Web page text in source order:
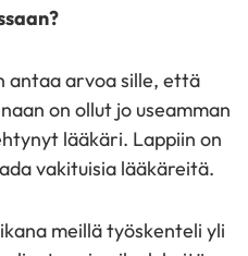
antaa arvoa sille, että
on ollut jo useamman
lääkäri. Lappiin on
vakituisia lääkäreitä.
meillä työskenteli yli